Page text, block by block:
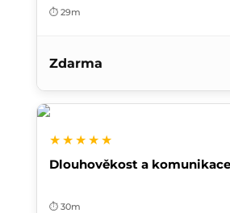
⏱️ 29m
Zdarma
★★★★★
Dlouhověkost a komunikace
⏱️ 30m